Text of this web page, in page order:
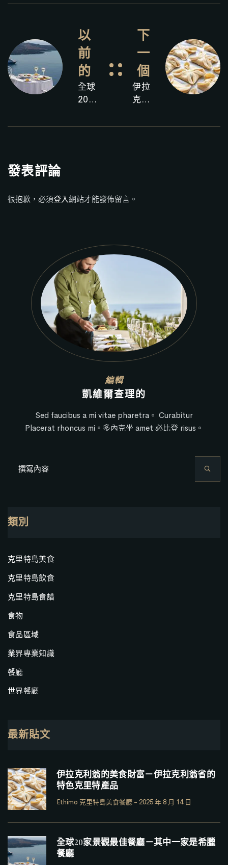
以
前
的
全球
20家
最佳
餐廳
下
一
個
伊拉
克利
美食
特色
發表評論
很抱歉，必須登入網站才能發佈留言。
編輯
凱維爾查理的
Sed faucibus a mi vitae pharetra。 Curabitur
Placerat rhoncus mi。多內克坐 amet 必比登 risus。
類別
克里特島美食
克里特島飲食
克里特島食譜
食物
食品區域
業界專業知識
餐廳
世界餐廳
最新貼文
伊拉克利翁的美食財富－伊拉克利翁省的
特色克里特產品
Ethimo 克里特島美食餐廳 - 2025 年 8 月 14 日
全球20家景觀最佳餐廳－其中一家是希臘
餐廳